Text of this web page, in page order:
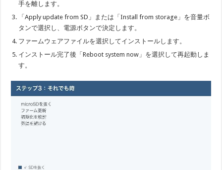
手を離します。
「Apply update from SD」または「Install from storage」を音量ボ
タンで選択し、電源ボタンで決定します。
ファームウェアファイルを選択してインストールします。
インストール完了後「Reboot system now」を選択して再起動しま
す。